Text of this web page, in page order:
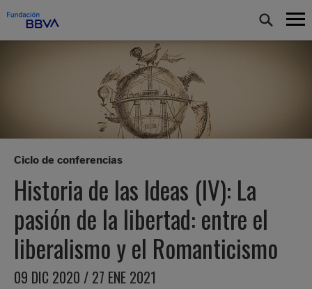
Ciclo de conferencias
Historia de las Ideas (IV): La
pasión de la libertad: entre el
liberalismo y el Romanticismo
09 DIC 2020 / 27 ENE 2021